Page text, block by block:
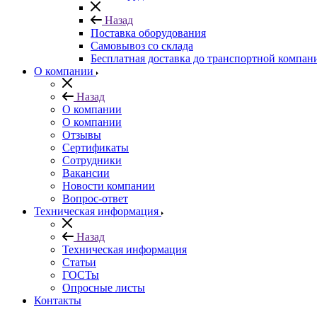
Назад
Поставка оборудования
Самовывоз со склада
Бесплатная доставка до транспортной
О компании
Назад
О компании
О компании
Отзывы
Сертификаты
Сотрудники
Вакансии
Новости компании
Вопрос-ответ
Техническая информация
Назад
Техническая информация
Статьи
ГОСТы
Опросные листы
Контакты